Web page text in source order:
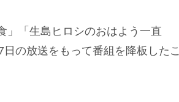
」「生島ヒロシのおはよう一直
の放送をもって番組を降板したこ